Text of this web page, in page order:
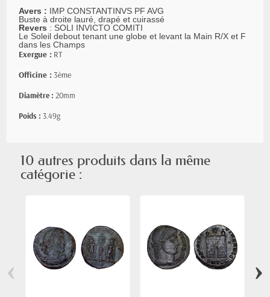
Avers : IMP CONSTANTINVS PF AVG
Buste à droite lauré, drapé et cuirassé
Revers : SOLI INVICTO COMITI
Le Soleil debout tenant une globe et levant la Main R/X et F
dans les Champs
Exergue : RT
Officine : 3ème
Diamètre : 20mm
Poids : 3.49g
10 autres produits dans la même
catégorie :
‹ ›